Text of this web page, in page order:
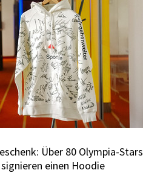
Über 80 Olympia-Stars
signieren einen Hoodie